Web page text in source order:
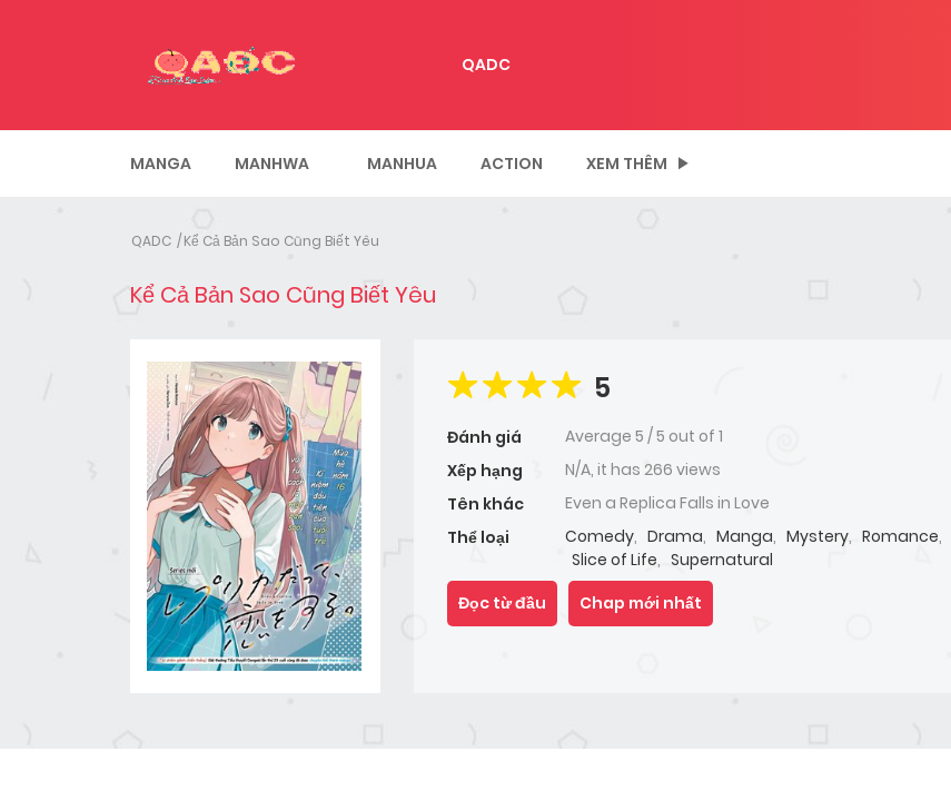
QADC
MANGA MANHWA MANHUA ACTION XEM THÊM
QADC Kể Cả Bản Sao Cũng Biết Yêu
Kể Cả Bản Sao Cũng Biết Yêu
5
Đánh giá Average 5 /5 out of 1
Xếp hạng
N/A, it has 266 views
Tên khác
Even a Replica Falls in Love
Thể loại
Comedy, Drama, Manga, Mystery, Romance,
Slice of Life, Supernatural
Đọc từ đầu Chap mới nhất